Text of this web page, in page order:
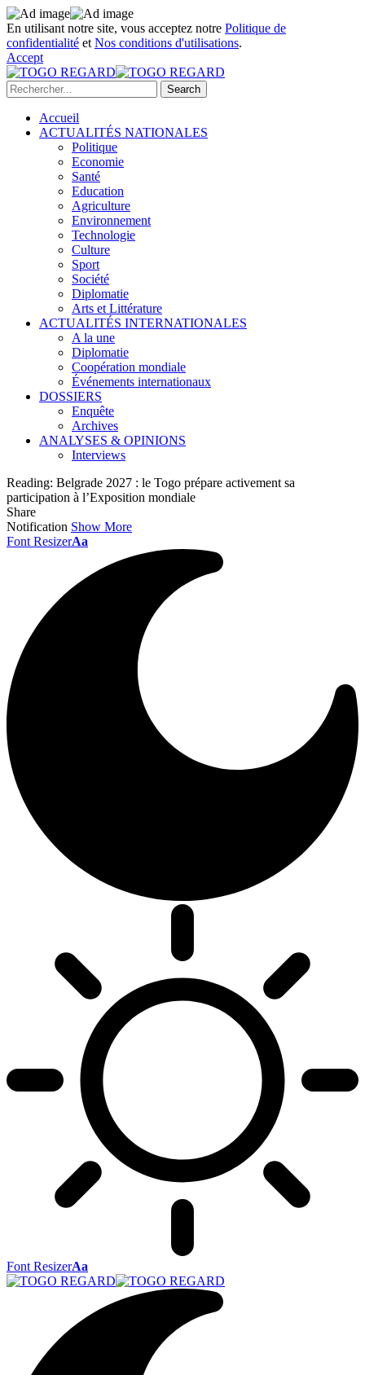
En utilisant notre site, vous acceptez notre Politique de
confidentialité et Nos conditions d'utilisations.
Accept
Accueil
ACTUALITÉS NATIONALES
Politique
Economie
Santé
Education
Agriculture
Environnement
Technologie
Culture
Sport
Société
Diplomatie
Arts et Littérature
ACTUALITÉS INTERNATIONALES
A la une
Diplomatie
Coopération mondiale
Événements internationaux
DOSSIERS
Enquête
Archives
ANALYSES & OPINIONS
Interviews
Reading: Belgrade 2027 : le Togo prépare activement sa
participation à l’Exposition mondiale
Share
Notification Show More
Font ResizerAa
Font ResizerAa